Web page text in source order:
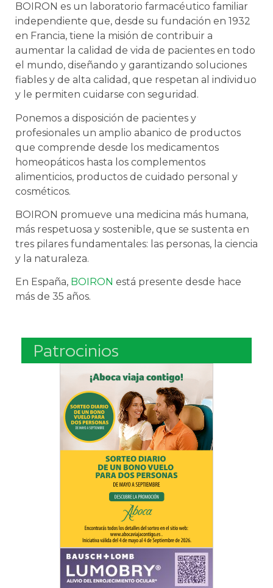
BOIRON es un laboratorio farmacéutico familiar
independiente que, desde su fundación en 1932
en Francia, tiene la misión de contribuir a
aumentar la calidad de vida de pacientes en todo
el mundo, diseñando y garantizando soluciones
fiables y de alta calidad, que respetan al individuo
y le permiten cuidarse con seguridad.
Ponemos a disposición de pacientes y
profesionales un amplio abanico de productos
que comprende desde los medicamentos
homeopáticos hasta los complementos
alimenticios, productos de cuidado personal y
cosméticos.
BOIRON promueve una medicina más humana,
más respetuosa y sostenible, que se sustenta en
tres pilares fundamentales: las personas, la ciencia
y la naturaleza.
En España, BOIRON está presente desde hace
más de 35 años.
Patrocinios